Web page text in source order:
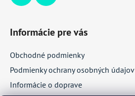
Informácie pre vás
Obchodné podmienky
Podmienky ochrany osobných údajov
Informácie o doprave